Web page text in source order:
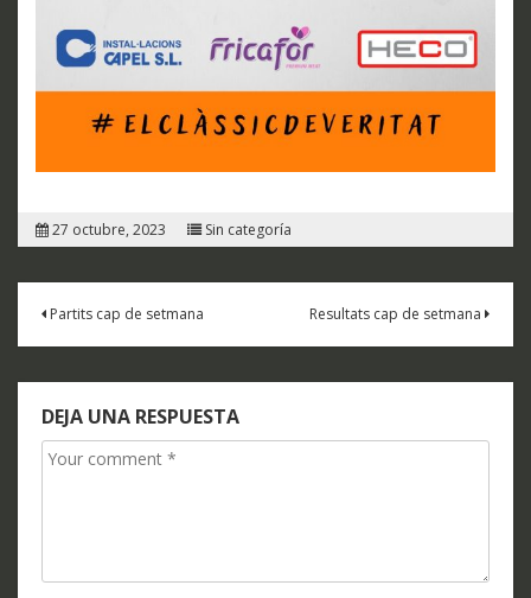
27 octubre, 2023 Sin categoría
Navegación
de
entradas
Partits cap de setmana Resultats cap de setmana
DEJA UNA RESPUESTA
Comment